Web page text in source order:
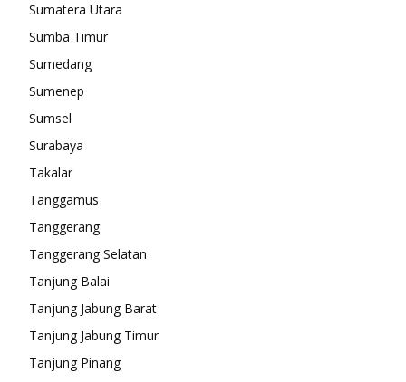
Sumatera Utara
Sumba Timur
Sumedang
Sumenep
Sumsel
Surabaya
Takalar
Tanggamus
Tanggerang
Tanggerang Selatan
Tanjung Balai
Tanjung Jabung Barat
Tanjung Jabung Timur
Tanjung Pinang